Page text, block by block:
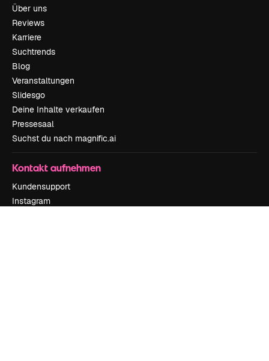
Über uns
Reviews
Karriere
Suchtrends
Blog
Veranstaltungen
Slidesgo
Deine Inhalte verkaufen
Pressesaal
Suchst du nach magnific.ai
Kontakt aufnehmen
Kundensupport
Instagram